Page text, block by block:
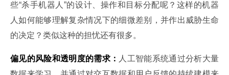
些“杀手机器人”的设计、操作和目标分配呢？这样的机器
人如何能够理解复杂情况下的细微差别，并作出威胁生命
的决定？类似这种的担忧还有很多。
偏见的风险和透明度的需求： 人工智能系统通过分析大量